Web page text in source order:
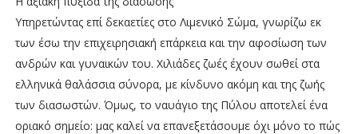
Υπηρετώντας επί δεκαετίες στο Λιμενικό Σώμα, γνωρίζω εκ
των έσω την επιχειρησιακή επάρκεια και την αφοσίωση των
ανδρών και γυναικών του. Χιλιάδες ζωές έχουν σωθεί στα
ελληνικά θαλάσσια σύνορα, με κίνδυνο ακόμη και της ζωής
των διασωστών. Όμως, το ναυάγιο της Πύλου αποτελεί ένα
οριακό σημείο: μας καλεί να επανεξετάσουμε όχι μόνο το πώς